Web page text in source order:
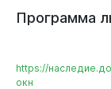
Программа
https://
окн